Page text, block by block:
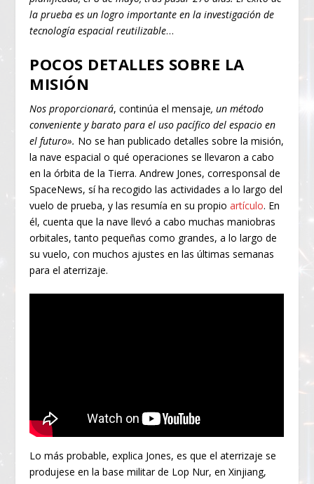
la prueba es un logro importante en la investigación de
tecnología espacial reutilizable…
POCOS DETALLES SOBRE LA
MISIÓN
Nos proporcionará, continúa el mensaje, un método
conveniente y barato para el uso pacífico del espacio en
el futuro». No se han publicado detalles sobre la misión,
la nave espacial o qué operaciones se llevaron a cabo
en la órbita de la Tierra. Andrew Jones, corresponsal de
SpaceNews, sí ha recogido las actividades a lo largo del
vuelo de prueba, y las resumía en su propioartículo. En
él, cuenta que la nave llevó a cabo muchas maniobras
orbitales, tanto pequeñas como grandes, a lo largo de
su vuelo, con muchos ajustes en las últimas semanas
para el aterrizaje.
Lo más probable, explica Jones, es que el aterrizaje se
produjese en la base militar de Lop Nur, en Xinjiang,